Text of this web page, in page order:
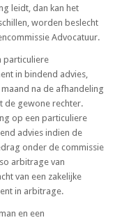
leidt, dan kan het
worden beslecht
Advocatuur.
particuliere
in bindend advies,
na de afhandeling
de gewone rechter.
op een particuliere
advies indien de
onder de commissie
arbitrage van
van een zakelijke
in arbitrage.
en een